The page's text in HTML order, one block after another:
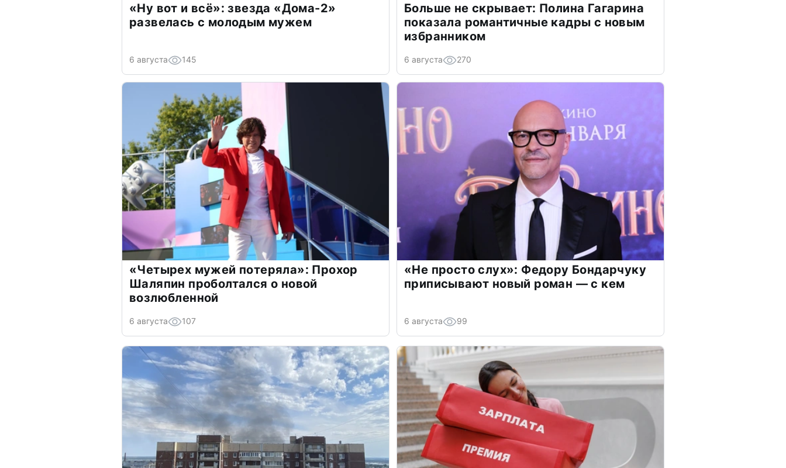
«Ну вот и всё»: звезда «Дома-2»
развелась с молодым мужем
6 августа 145
Больше не скрывает: Полина Гагарина
показала романтичные кадры с новым
избранником
6 августа 270
«Четырех мужей потеряла»: Прохор
Шаляпин проболтался о новой
возлюбленной
6 августа 107
«Не просто слух»: Федору Бондарчуку
приписывают новый роман — с кем
6 августа 99